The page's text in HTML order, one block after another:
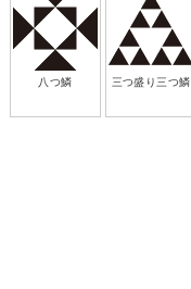
八つ鱗 三つ盛り三つ鱗